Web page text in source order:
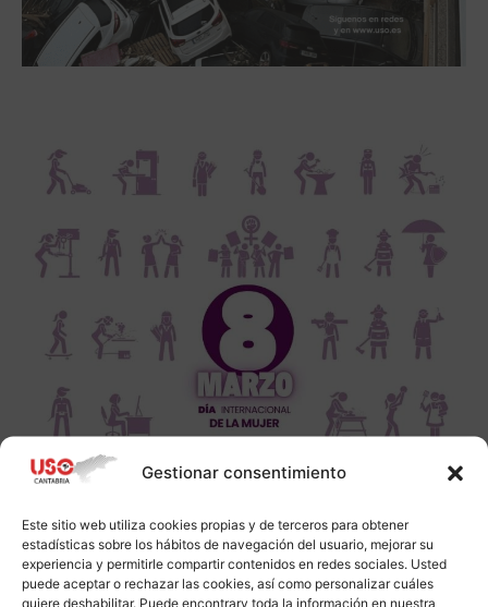
Gestionar consentimiento
Este sitio web utiliza cookies propias y de terceros para obtener
estadísticas sobre los hábitos de navegación del usuario, mejorar su
experiencia y permitirle compartir contenidos en redes sociales. Usted
puede aceptar o rechazar las cookies, así como personalizar cuáles
quiere deshabilitar. Puede encontrarv toda la información en nuestra